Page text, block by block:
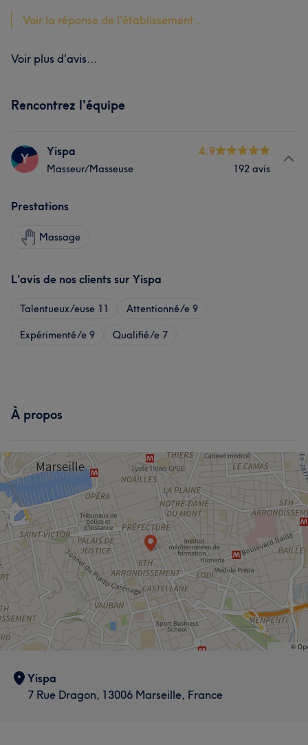
Voir la réponse de l'établissement...
Voir plus d'avis...
Rencontrez l'équipe
Y Yispa
Masseur/Masseuse
4.9
192 avis
Prestations
Massage
L'avis de nos clients sur Yispa
Talentueux/euse 11 Attentionné/e 9
Expérimenté/e 9 Qualifié/e 7
À propos
Yispa
7 Rue Dragon, 13006 Marseille, France